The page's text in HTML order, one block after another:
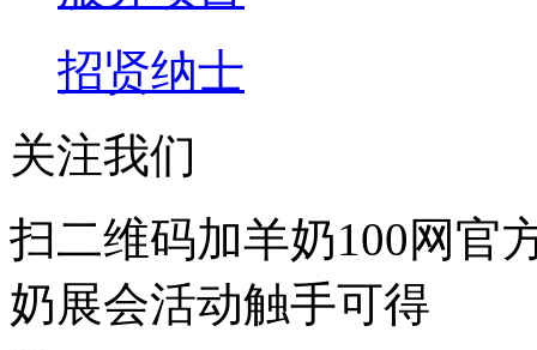
招贤纳士
关注我们
扫二维码加羊奶100网官
奶展会活动触手可得